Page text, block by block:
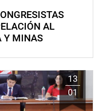
AL
Y MINAS
13
01